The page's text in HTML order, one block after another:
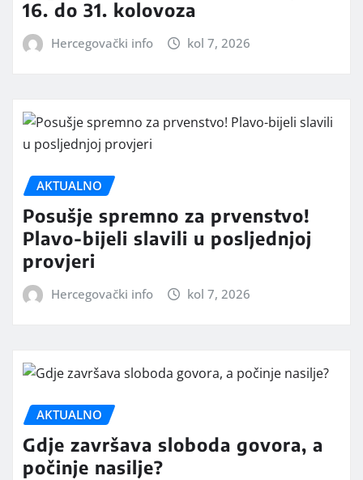
16. do 31. kolovoza
Hercegovački info kol 7, 2026
AKTUALNO
Posušje spremno za prvenstvo!
Plavo-bijeli slavili u posljednjoj
provjeri
Hercegovački info kol 7, 2026
AKTUALNO
Gdje završava sloboda govora, a
počinje nasilje?